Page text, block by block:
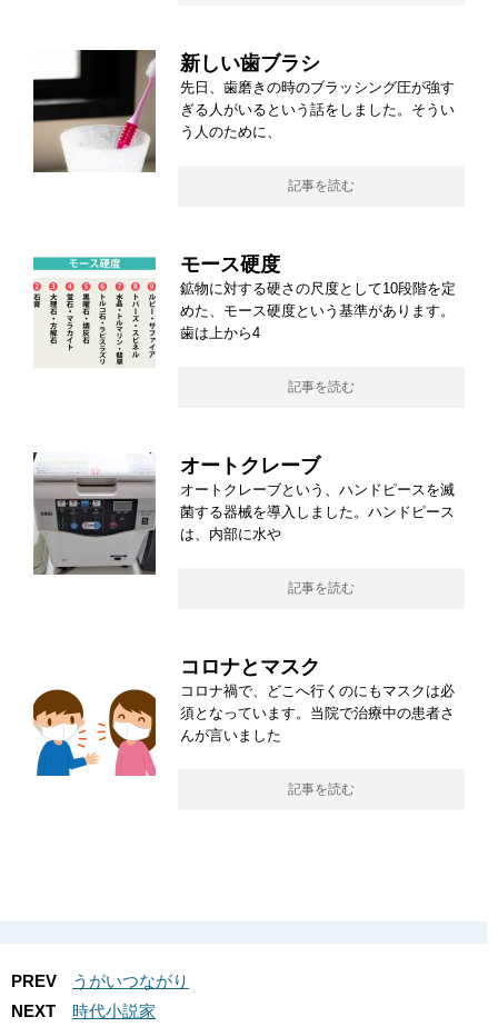
新しい歯ブラシ
先日、歯磨きの時のブラッシング圧が強す
ぎる人がいるという話をしました。そうい
う人のために、
記事を読む
モース硬度
鉱物に対する硬さの尺度として10段階を定
めた、モース硬度という基準があります。
歯は上から4
記事を読む
オートクレーブ
オートクレーブという、ハンドピースを滅
菌する器械を導入しました。ハンドピース
は、内部に水や
記事を読む
コロナとマスク
コロナ禍で、どこへ行くのにもマスクは必
須となっています。当院で治療中の患者さ
んが言いました
記事を読む
PREV
うがいつながり
NEXT
時代小説家